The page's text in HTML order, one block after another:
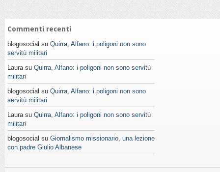
Commenti recenti
blogosocial su Quirra, Alfano: i poligoni non sono
servitù militari
Laura su Quirra, Alfano: i poligoni non sono servitù
militari
blogosocial su Quirra, Alfano: i poligoni non sono
servitù militari
Laura su Quirra, Alfano: i poligoni non sono servitù
militari
blogosocial su Giornalismo missionario, una lezione
con padre Giulio Albanese